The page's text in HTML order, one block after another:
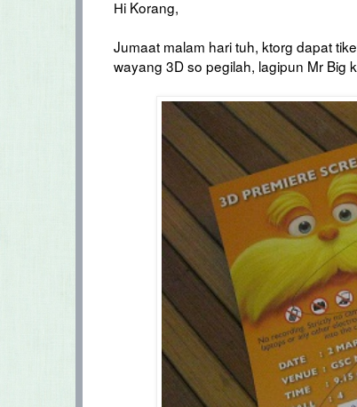
Hi Korang,
Jumaat malam hari tuh, ktorg dapat
wayang 3D so pegilah, lagipun Mr Big